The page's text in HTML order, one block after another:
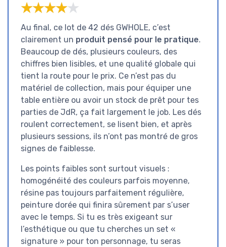
★★★★★
★★★★★
Au final, ce lot de 42 dés GWHOLE, c’est
clairement un produit pensé pour le pratique.
Beaucoup de dés, plusieurs couleurs, des
chiffres bien lisibles, et une qualité globale qui
tient la route pour le prix. Ce n’est pas du
matériel de collection, mais pour équiper une
table entière ou avoir un stock de prêt pour tes
parties de JdR, ça fait largement le job. Les dés
roulent correctement, se lisent bien, et après
plusieurs sessions, ils n’ont pas montré de gros
signes de faiblesse.
Les points faibles sont surtout visuels :
homogénéité des couleurs parfois moyenne,
résine pas toujours parfaitement régulière,
peinture dorée qui finira sûrement par s’user
avec le temps. Si tu es très exigeant sur
l’esthétique ou que tu cherches un set «
signature » pour ton personnage, tu seras